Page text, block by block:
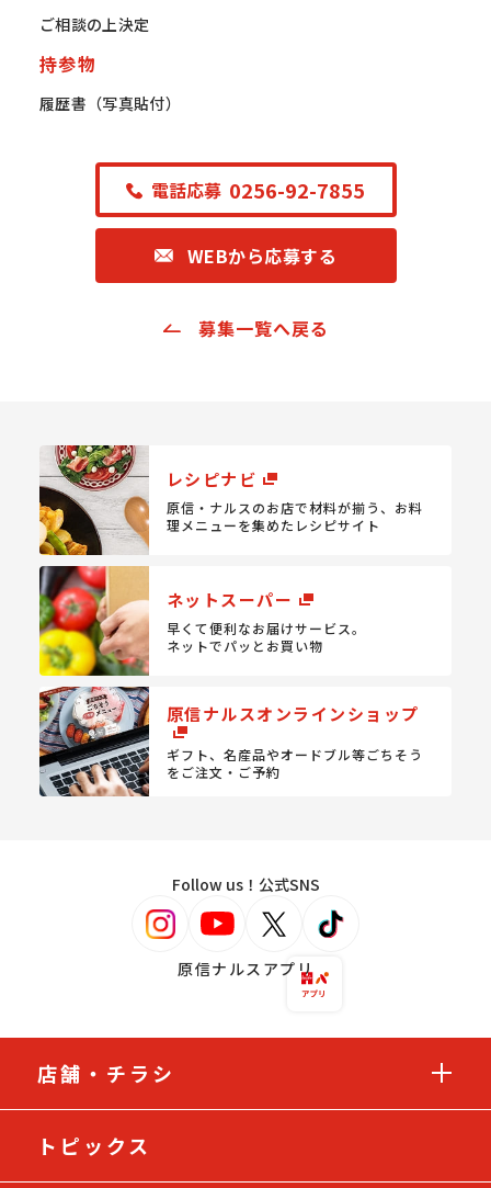
ご相談の上決定
持参物
履歴書（写真貼付）
電話応募 0256-92-7855
WEBから応募する
募集一覧へ戻る
レシピナビ
原信・ナルスのお店で材料が揃う、 お料
理メニューを集めたレシピサイト
ネットスーパー
早くて便利なお届けサービス。
ネットでパッとお買い物
原信ナルスオンラインショップ
ギフト、名産品やオードブル等ごちそう
をご注文・ご予約
Follow us！公式SNS
原信ナルスアプリ
店舗・チラシ
トピックス